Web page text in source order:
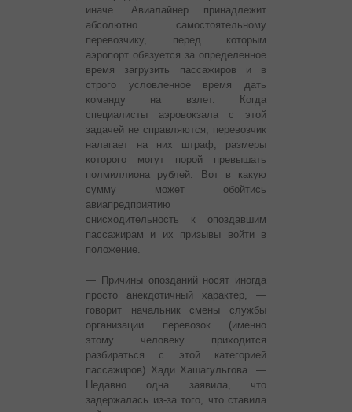
иначе. Авиалайнер принадлежит
абсолютно самостоятельному
перевозчику, перед которым
аэропорт обязуется за определенное
время загрузить пассажиров и в
строго условленное время дать
команду на взлет. Когда
специалисты аэровокзала с этой
задачей не справляются, перевозчик
налагает на них штраф, размеры
которого могут порой превышать
полмиллиона рублей. Вот в какую
сумму может обойтись
авиапредприятию
снисходительность к опоздавшим
пассажирам и их призывы войти в
положение.
— Причины опозданий носят иногда
просто анекдотичный характер, —
говорит начальник смены службы
организации перевозок (именно
этому человеку приходится
разбираться с этой категорией
пассажиров) Хади Хашагульгова. —
Недавно одна заявила, что
задержалась из-за того, что ставила